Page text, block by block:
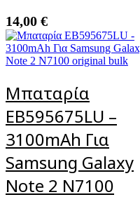
14,00 €
Μπαταρία
EB595675LU –
3100mAh Για
Samsung Galaxy
Note 2 N7100